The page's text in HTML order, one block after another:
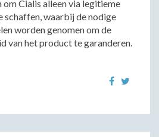
om Cialis alleen via legitieme
schaffen, waarbij de nodige
worden genomen om de
van het product te garanderen.